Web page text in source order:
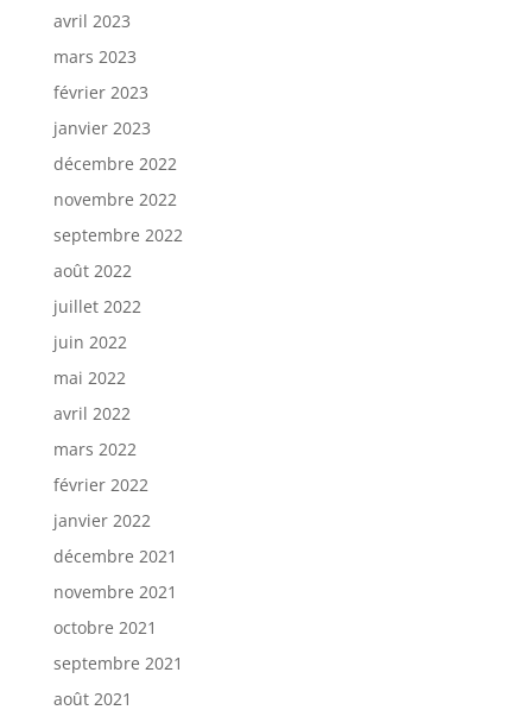
avril 2023
mars 2023
février 2023
janvier 2023
décembre 2022
novembre 2022
septembre 2022
août 2022
juillet 2022
juin 2022
mai 2022
avril 2022
mars 2022
février 2022
janvier 2022
décembre 2021
novembre 2021
octobre 2021
septembre 2021
août 2021